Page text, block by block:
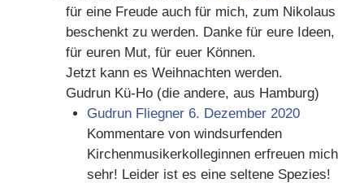
für eine Freude auch für mich, zum Nikolaus
beschenkt zu werden. Danke für eure Ideen,
für euren Mut, für euer Können.
Jetzt kann es Weihnachten werden.
Gudrun Kü-Ho (die andere, aus Hamburg)
Gudrun Fliegner6. Dezember 2020
Kommentare von windsurfenden
Kirchenmusikerkolleginnen erfreuen mich
sehr! Leider ist es eine seltene Spezies!